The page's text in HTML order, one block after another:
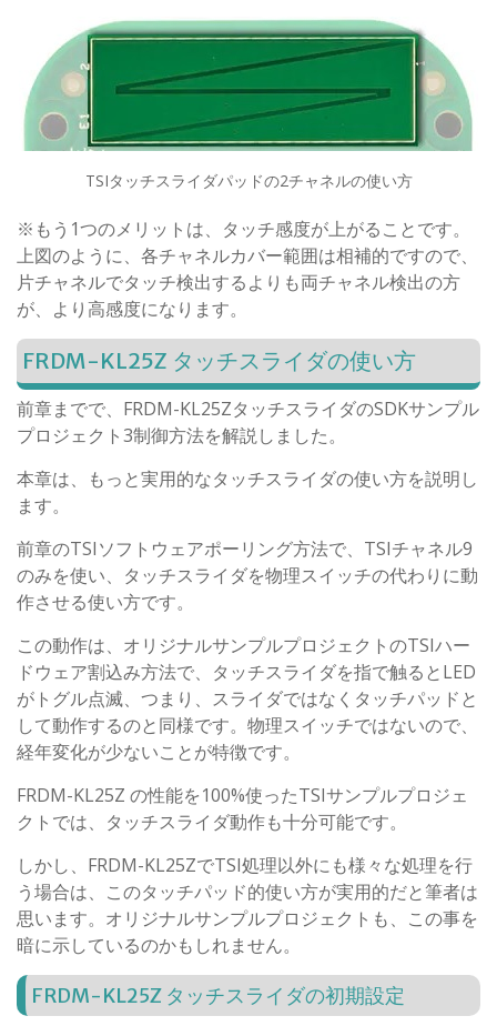
TSIタッチスライダパッドの2チャネルの使い方
※もう1つのメリットは、タッチ感度が上がることです。
上図のように、各チャネルカバー範囲は相補的ですので、
片チャネルでタッチ検出するよりも両チャネル検出の方
が、より高感度になります。
FRDM-KL25Z タッチスライダの使い方
前章までで、FRDM-KL25ZタッチスライダのSDKサンプル
プロジェクト3制御方法を解説しました。
本章は、もっと実用的なタッチスライダの使い方を説明し
ます。
前章のTSIソフトウェアポーリング方法で、TSIチャネル9
のみを使い、タッチスライダを物理スイッチの代わりに動
作させる使い方です。
この動作は、オリジナルサンプルプロジェクトのTSIハー
ドウェア割込み方法で、タッチスライダを指で触るとLED
がトグル点滅、つまり、スライダではなくタッチパッドと
して動作するのと同様です。物理スイッチではないので、
経年変化が少ないことが特徴です。
FRDM-KL25Z の性能を100%使ったTSIサンプルプロジェ
クトでは、タッチスライダ動作も十分可能です。
しかし、FRDM-KL25ZでTSI処理以外にも様々な処理を行
う場合は、このタッチパッド的使い方が実用的だと筆者は
思います。オリジナルサンプルプロジェクトも、この事を
暗に示しているのかもしれません。
FRDM-KL25Z タッチスライダの初期設定